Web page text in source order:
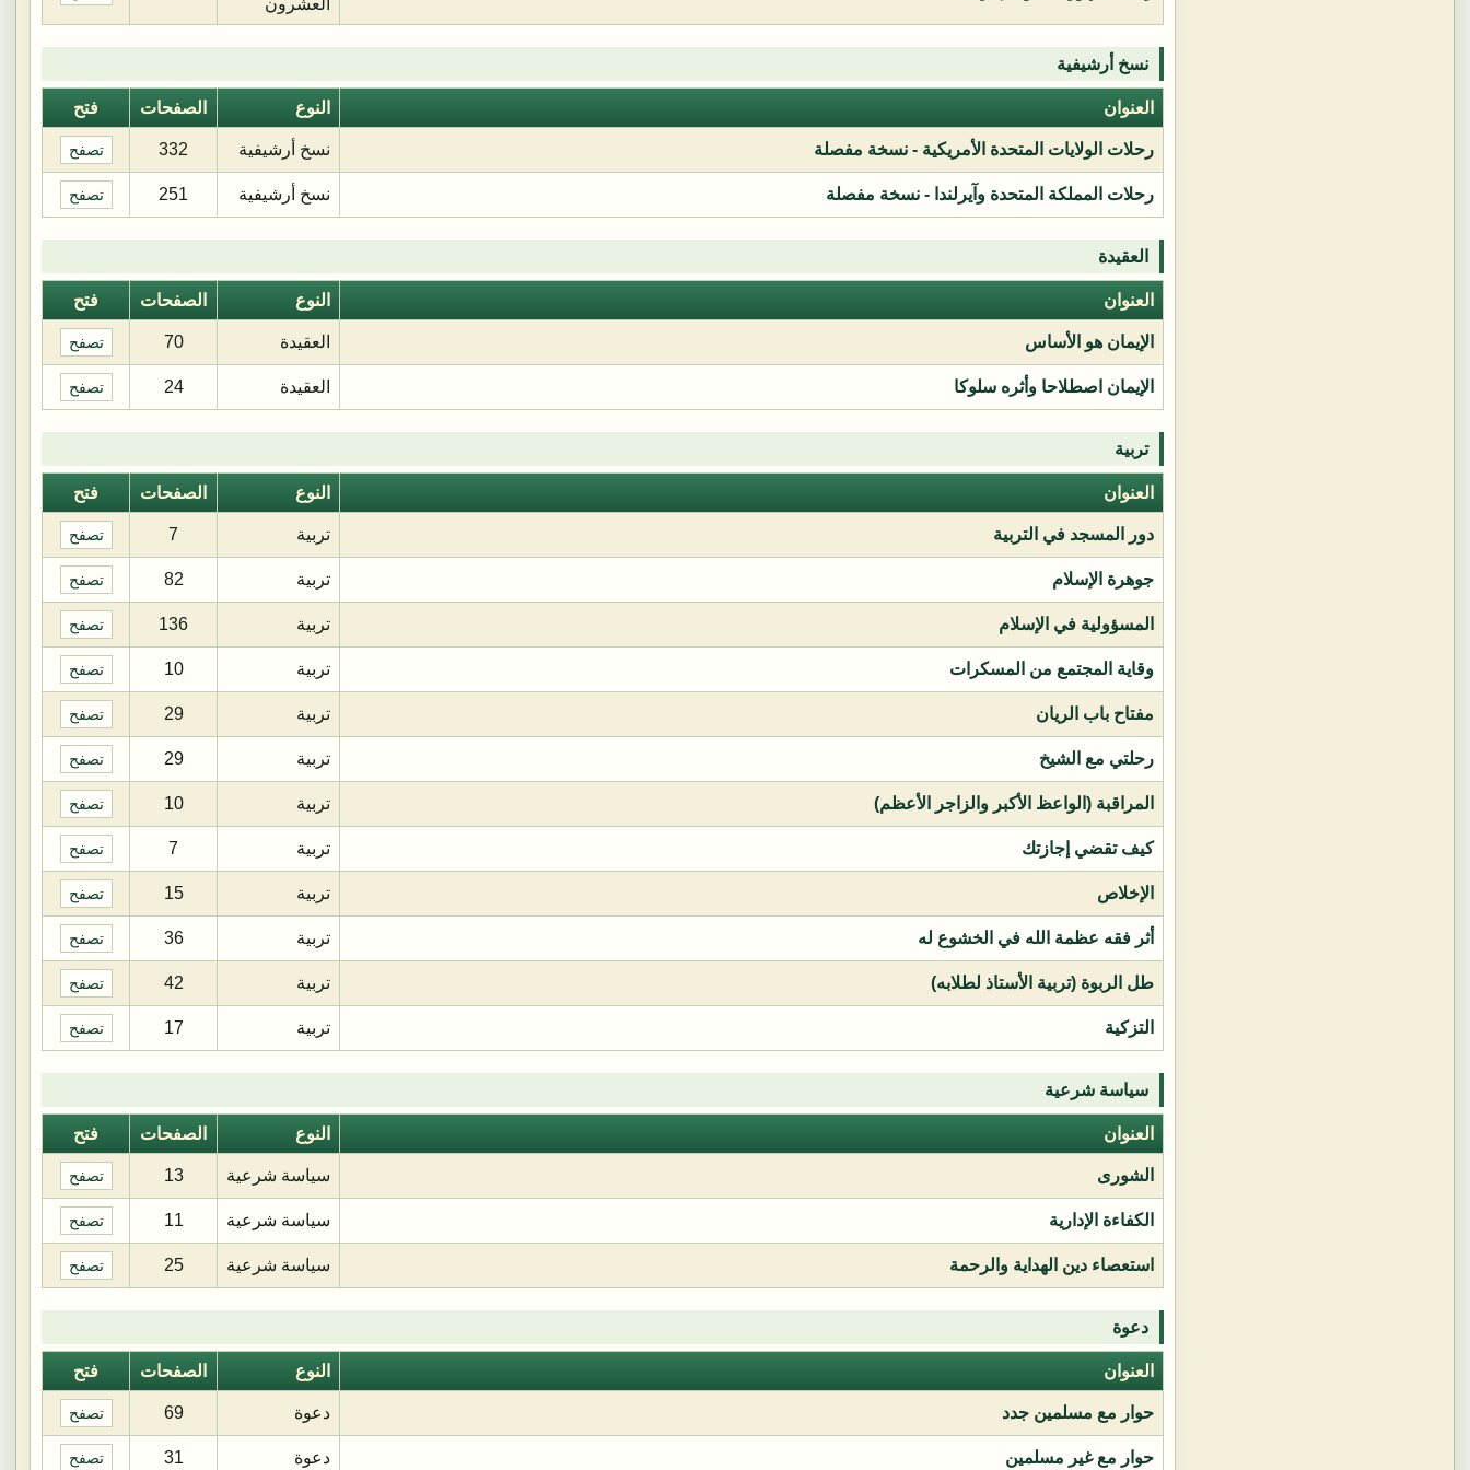
نسخ أرشيفية
العنوان النوع الصفحات فتح
رحلات الولايات المتحدة الأمريكية - نسخة مفصلة نسخ أرشيفية 332 تصفح
رحلات المملكة المتحدة وآيرلندا - نسخة مفصلة نسخ أرشيفية 251 تصفح
العقيدة
العنوان النوع الصفحات فتح
الإيمان هو الأساس العقيدة 70 تصفح
الإيمان اصطلاحا وأثره سلوكا العقيدة 24 تصفح
تربية
العنوان النوع الصفحات فتح
دور المسجد في التربية تربية 7 تصفح
جوهرة الإسلام تربية 82 تصفح
المسؤولية في الإسلام تربية 136 تصفح
وقاية المجتمع من المسكرات تربية 10 تصفح
مفتاح باب الريان تربية 29 تصفح
رحلتي مع الشيخ تربية 29 تصفح
المراقبة (الواعظ الأكبر والزاجر الأعظم) تربية 10 تصفح
كيف تقضي إجازتك تربية 7 تصفح
الإخلاص تربية 15 تصفح
أثر فقه عظمة الله في الخشوع له تربية 36 تصفح
طل الربوة (تربية الأستاذ لطلابه) تربية 42 تصفح
التزكية تربية 17 تصفح
سياسة شرعية
العنوان النوع الصفحات فتح
الشورى سياسة شرعية 13 تصفح
الكفاءة الإدارية سياسة شرعية 11 تصفح
استعصاء دين الهداية والرحمة سياسة شرعية 25 تصفح
دعوة
العنوان النوع الصفحات فتح
حوار مع مسلمين جدد دعوة 69 تصفح
حوار مع غير مسلمين دعوة 31 تصفح